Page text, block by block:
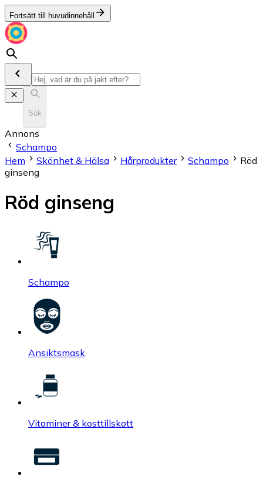
Fortsätt till huvudinnehåll
Sök
Annons
Schampo
Hem
Skönhet & Hälsa Hårprodukter Schampo
Röd
ginseng
Röd ginseng
Schampo
Ansiktsmask
Vitaminer & kosttillskott